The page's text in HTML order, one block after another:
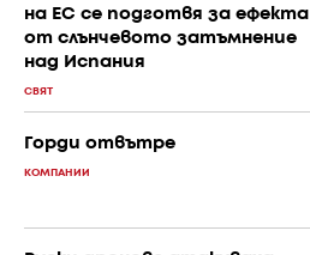
на ЕС се подготвя за ефекта
от слънчевото затъмнение
над Испания
СВЯТ
Горди отвътре
КОМПАНИИ